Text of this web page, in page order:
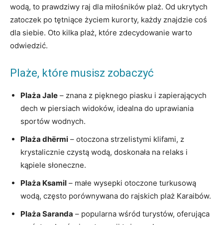
wodą, to prawdziwy raj‍ dla miłośników plaż. Od ukrytych
zatoczek po⁤ tętniące życiem kurorty, każdy znajdzie coś
dla siebie. Oto kilka plaż, które‌ zdecydowanie warto
‌odwiedzić.
Plaże, które musisz zobaczyć
Plaża‌ Jale – ​znana z pięknego piasku i zapierających
dech w piersiach ‌widoków, idealna‍ do uprawiania
⁤sportów wodnych.
Plaża dhërmi – otoczona strzelistymi klifami, z
krystalicznie czystą wodą, doskonała na relaks ⁣i
kąpiele⁣ słoneczne.
Plaża Ksamil – małe wysepki‍ otoczone turkusową
wodą,‌ często porównywana do rajskich plaż Karaibów.
Plaża Saranda ‍– popularna⁣ wśród turystów, oferująca